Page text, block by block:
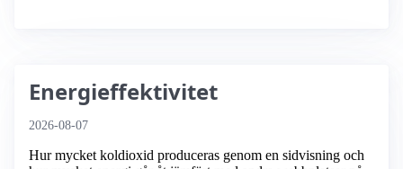
Energieffektivitet
2026-08-07
Hur mycket koldioxid produceras genom en sidvisning och